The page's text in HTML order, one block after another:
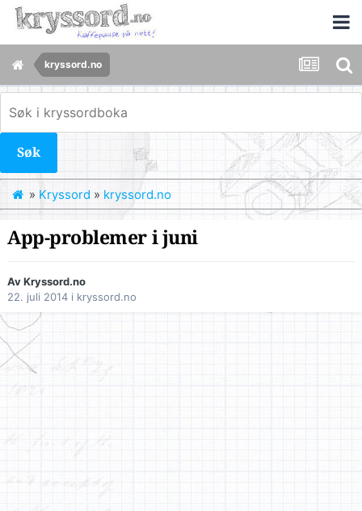
kryssord.no
Søk
» Kryssord » kryssord.no
App-problemer i juni
AvKryssord.no
22. juli 2014 i kryssord.no